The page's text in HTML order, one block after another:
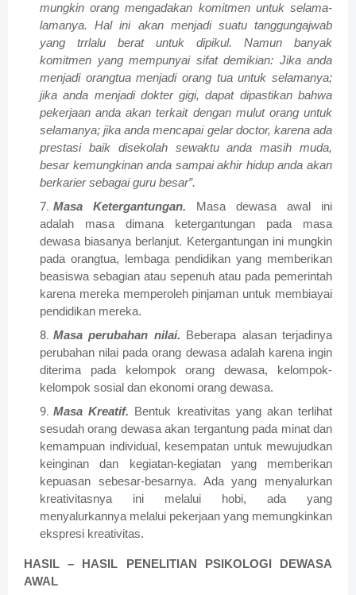
mungkin orang mengadakan komitmen untuk selama-
lamanya. Hal ini akan menjadi suatu tanggungajwab
yang trrlalu berat untuk dipikul. Namun banyak
komitmen yang mempunyai sifat demikian: Jika anda
menjadi orangtua menjadi orang tua untuk selamanya;
jika anda menjadi dokter gigi, dapat dipastikan bahwa
pekerjaan anda akan terkait dengan mulut orang untuk
selamanya; jika anda mencapai gelar doctor, karena ada
prestasi baik disekolah sewaktu anda masih muda,
besar kemungkinan anda sampai akhir hidup anda akan
berkarier sebagai guru besar”.
Masa Ketergantungan. Masa dewasa awal ini
adalah masa dimana ketergantungan pada masa
dewasa biasanya berlanjut. Ketergantungan ini mungkin
pada orangtua, lembaga pendidikan yang memberikan
beasiswa sebagian atau sepenuh atau pada pemerintah
karena mereka memperoleh pinjaman untuk membiayai
pendidikan mereka.
Masa perubahan nilai. Beberapa alasan terjadinya
perubahan nilai pada orang dewasa adalah karena ingin
diterima pada kelompok orang dewasa, kelompok-
kelompok sosial dan ekonomi orang dewasa.
Masa Kreatif. Bentuk kreativitas yang akan terlihat
sesudah orang dewasa akan tergantung pada minat dan
kemampuan individual, kesempatan untuk mewujudkan
keinginan dan kegiatan-kegiatan yang memberikan
kepuasan sebesar-besarnya. Ada yang menyalurkan
kreativitasnya ini melalui hobi, ada yang
menyalurkannya melalui pekerjaan yang memungkinkan
ekspresi kreativitas.
HASIL – HASIL PENELITIAN PSIKOLOGI DEWASA
AWAL